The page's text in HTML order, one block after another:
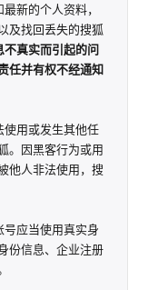
新的个人资料，
及找回丢失的搜狐
真实而引起的问
任并有权不经通知
使用或发生其他任
。因黑客行为或用
他人非法使用，搜
应当使用真实身
份信息、企业注册